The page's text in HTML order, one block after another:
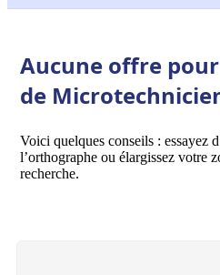
Aucune offre
de
Voici quelques conseils : essayez
l’orthographe ou élargissez votre
recherche.